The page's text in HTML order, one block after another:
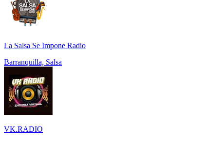
La Salsa Se Impone Radio
Barranquilla, Salsa
VK.RADIO